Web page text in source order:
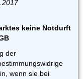
keine Notdurft
der
wenn sie bei